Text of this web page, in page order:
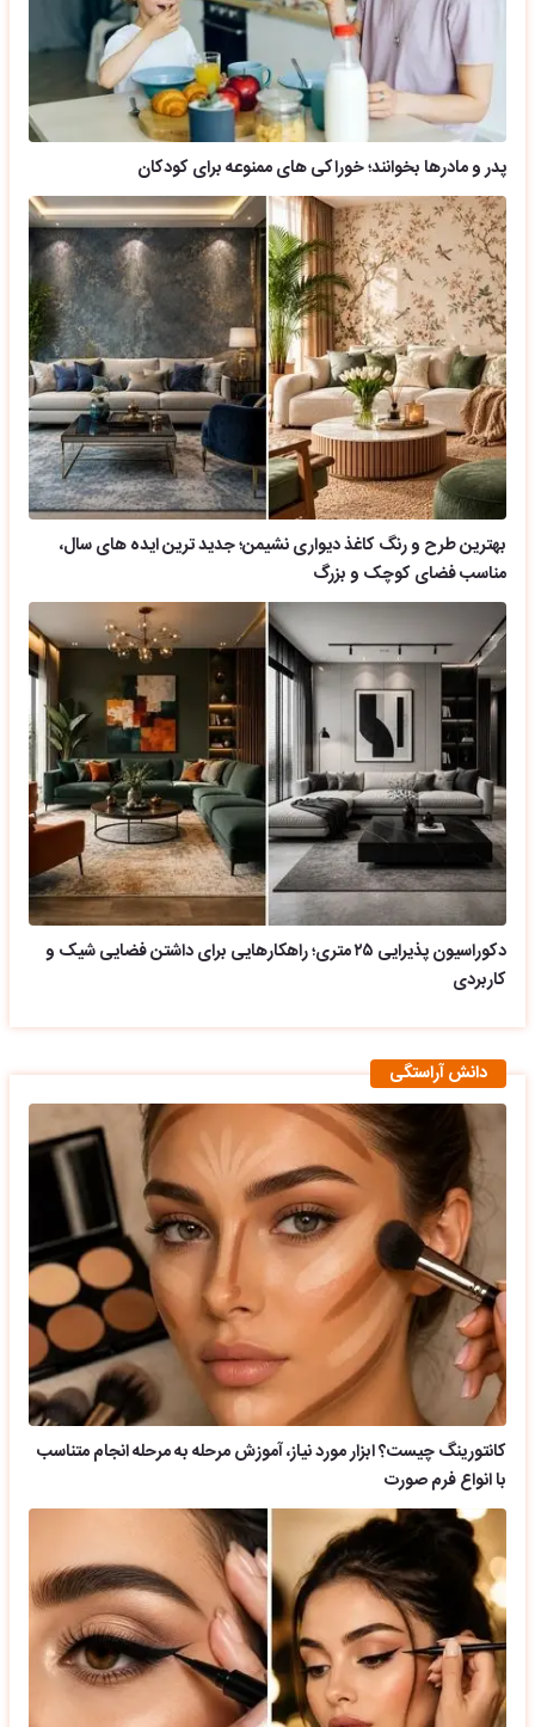
پدر و مادرها بخوانند؛ خوراکی های ممنوعه برای کودکان
بهترین طرح و رنگ کاغذ دیواری نشیمن؛ جدید ترین ایده های سال،
مناسب فضای کوچک و بزرگ
دکوراسیون پذیرایی ۲۵ متری؛ راهکارهایی برای داشتن فضایی شیک و
کاربردی
دانش آراستگی
کانتورینگ چیست؟ ابزار مورد نیاز، آموزش مرحله به مرحله انجام متناسب
با انواع فرم صورت